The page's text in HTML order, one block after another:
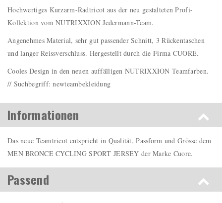
Hochwertiges Kurzarm-Radtricot aus der neu gestalteten Profi-
Kollektion vom NUTRIXXION Jedermann-Team.
Angenehmes Material, sehr gut passender Schnitt, 3 Rückentaschen
und langer Reissverschluss. Hergestellt durch die Firma CUORE.
Cooles Design in den neuen auffälligen NUTRIXXION Teamfarben.
// Suchbegriff: newteambekleidung
Informationen
Das neue Teamtricot entspricht in Qualität, Passform und Grösse dem
MEN BRONCE CYCLING SPORT JERSEY der Marke Cuore.
Passend